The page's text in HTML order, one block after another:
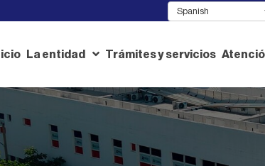
La entidad Trámites y servicios